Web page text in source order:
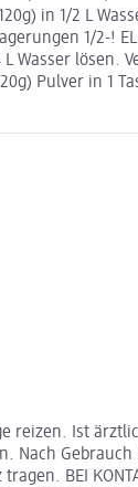
in 1/2 L
1/2-!
Wasser
Pulver in 1
reizen. Ist
Nach
BEI